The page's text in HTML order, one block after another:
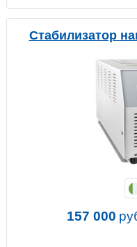
Стабилизатор
157 000